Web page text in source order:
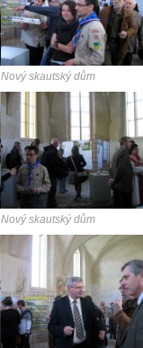
Nový skautský dům
Nový skautský dům